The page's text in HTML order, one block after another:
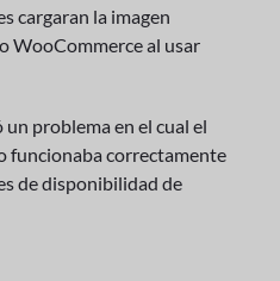
cargaran la imagen
WooCommerce al usar
problema en el cual el
funcionaba correctamente
de disponibilidad de